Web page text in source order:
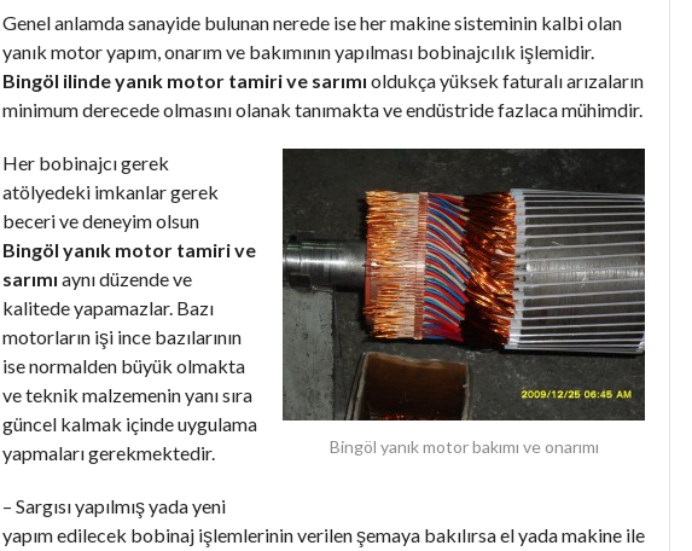
Genel anlamda sanayide bulunan nerede ise her makine sisteminin kalbi olan
yanık motor yapım, onarım ve bakımının yapılması bobinajcılık işlemidir.
Bingöl ilinde yanık motor tamiri ve sarımı oldukça yüksek faturalı arızaların
minimum derecede olmasını olanak tanımakta ve endüstride fazlaca mühimdir.
Bingöl yanık motor bakımı ve onarımı
Her bobinajcı gerek
atölyedeki imkanlar gerek
beceri ve deneyim olsun
Bingöl yanık motor tamiri ve
sarımı aynı düzende ve
kalitede yapamazlar. Bazı
motorların işi ince bazılarının
ise normalden büyük olmakta
ve teknik malzemenin yanı sıra
güncel kalmak içinde uygulama
yapmaları gerekmektedir.
– Sargısı yapılmış yada yeni
yapım edilecek bobinaj işlemlerinin verilen şemaya bakılırsa el yada makine ile